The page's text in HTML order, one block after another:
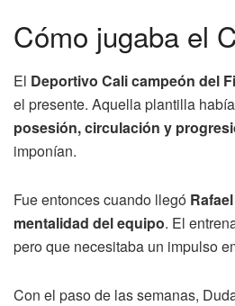
Cómo jugaba el
El Deportivo Cali campeón del
el presente. Aquella plantilla
posesión, circulación y
imponían.
Fue entonces cuando llegó
mentalidad del equipo. El
pero que necesitaba un impulso
Con el paso de las semanas,